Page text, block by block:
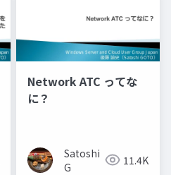
Network ATC ってな
に？
Satoshi
G
11.4K